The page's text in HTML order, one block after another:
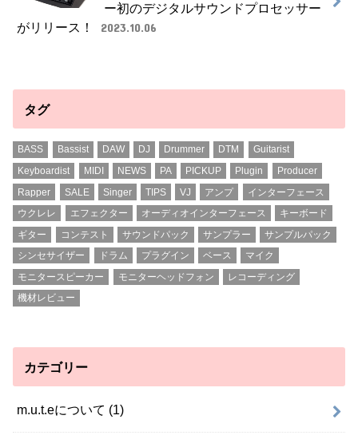
ー初のデジタルサウンドプロセッサー
がリリース！
2023.10.06
タグ
BASS Bassist DAW DJ Drummer DTM
Guitarist
Keyboardist
MIDI NEWS PA PICKUP Plugin
Producer
Rapper
SALE Singer TIPS VJ アンプ
インターフェース
ウクレレ
エフェクター オーディオインターフェース
キーボード
ギター
コンテスト サウンドパック サンプラー
サンプルパック
シンセサイザー
ドラム プラグイン ベース
マイク
モニタースピーカー
モニターヘッドフォン
レコーディング
機材レビュー
カテゴリー
m.u.t.eについて (1)